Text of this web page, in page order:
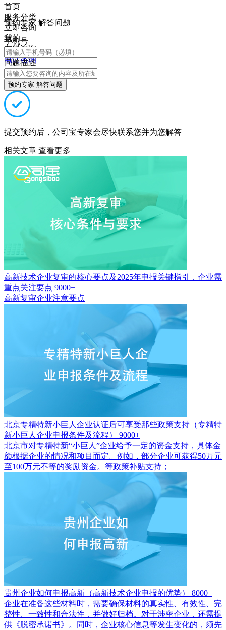
首页
服务分类
立即咨询
我的
在线咨询
电话咨询
预约专家 解答问题
手机号
问题描述
预约专家 解答问题
提交预约后，公司宝专家会尽快联系您并为您解答
相关文章 查看更多
高新技术企业复审的核心要点及2025年申报关键指引，企业需
重点关注要点 9000+
高新复审企业注意要点
北京专精特新小巨人企业认证后可享受那些政策支持（专精特
新小巨人企业申报条件及流程）
9000+
北京市对专精特新“小巨人”企业给予一定的资金支持，具体金
额根据企业的情况和项目而定。例如，部分企业可获得50万元
至100万元不等的奖励资金。等政策补贴支持；
贵州企业如何申报高新（高新技术企业申报的优势）
8000+
企业在准备这些材料时，需要确保材料的真实性、有效性、完
整性、一致性和合法性，并做好归档。对于涉密企业，还需提
供《脱密承诺书》。同时，企业核心信息等发生变化的，须先